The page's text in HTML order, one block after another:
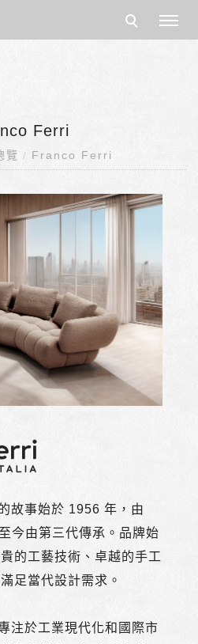
Ferri
覽 Franco Ferri
故事始於 1956 年，由
今由第三代傳承。品牌始
的工藝技術、卓越的手工
足當代設計需求。
注於工業現代化和國際市